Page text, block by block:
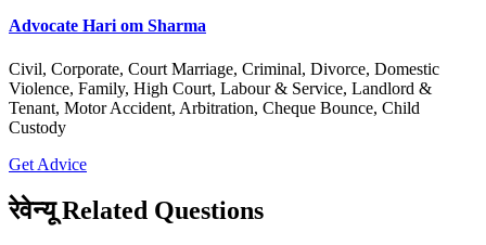
Advocate Hari om Sharma
Civil, Corporate, Court Marriage, Criminal, Divorce, Domestic
Violence, Family, High Court, Labour & Service, Landlord &
Tenant, Motor Accident, Arbitration, Cheque Bounce, Child
Custody
Get Advice
रेवेन्यू Related Questions